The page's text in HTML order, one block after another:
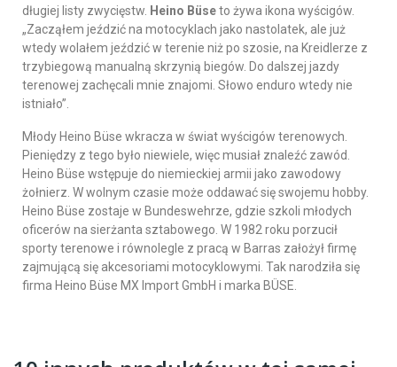
długiej listy zwycięstw. Heino Büseto żywa ikona wyścigów.
„Zacząłem jeździć na motocyklach jako nastolatek, ale już
wtedy wolałem jeździć w terenie niż po szosie, na Kreidlerze z
trzybiegową manualną skrzynią biegów. Do dalszej jazdy
terenowej zachęcali mnie znajomi. Słowo enduro wtedy nie
istniało”.
Młody Heino Büse wkracza w świat wyścigów terenowych.
Pieniędzy z tego było niewiele, więc musiał znaleźć zawód.
Heino Büse wstępuje do niemieckiej armii jako zawodowy
żołnierz. W wolnym czasie może oddawać się swojemu hobby.
Heino Büse zostaje w Bundeswehrze, gdzie szkoli młodych
oficerów na sierżanta sztabowego. W 1982 roku porzucił
sporty terenowe i równolegle z pracą w Barras założył firmę
zajmującą się akcesoriami motocyklowymi. Tak narodziła się
firma Heino Büse MX Import GmbH i marka BÜSE.